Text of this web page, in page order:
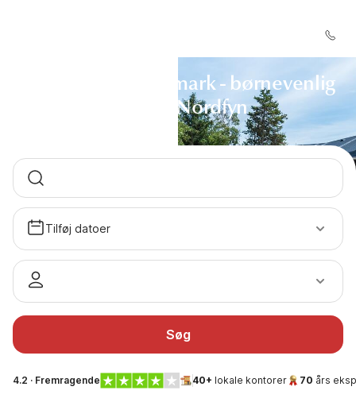
Sommerhus i Hasmark - børnevenlig
ferie på Nordfyn
Tilføj datoer
Søg
4.2 · Fremragende 40+ lokale kontorer 70 års